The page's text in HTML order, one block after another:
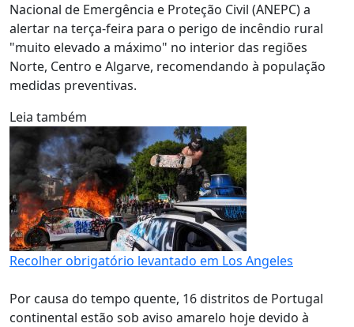
Nacional de Emergência e Proteção Civil (ANEPC) a
alertar na terça-feira para o perigo de incêndio rural
"muito elevado a máximo" no interior das regiões
Norte, Centro e Algarve, recomendando à população
medidas preventivas.
Leia também
Recolher obrigatório levantado em Los Angeles
Por causa do tempo quente, 16 distritos de Portugal
continental estão sob aviso amarelo hoje devido à